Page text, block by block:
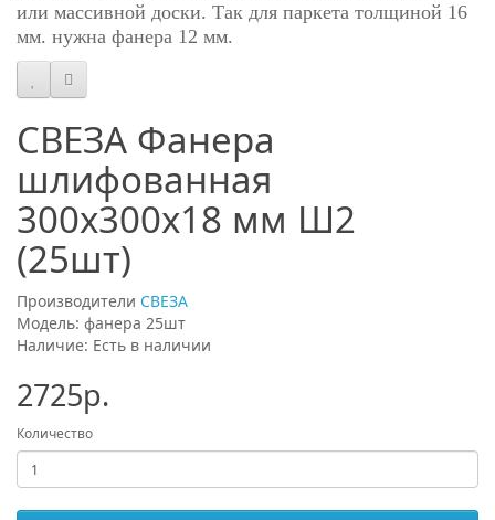
или массивной доски. Так для паркета толщиной 16
мм. нужна фанера 12 мм.
СВЕЗА Фанера
шлифованная
300х300х18 мм Ш2
(25шт)
Производители СВЕЗА
Модель: фанера 25шт
Наличие: Есть в наличии
2725р.
Количество